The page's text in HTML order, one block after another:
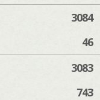
3084
46
3083
743